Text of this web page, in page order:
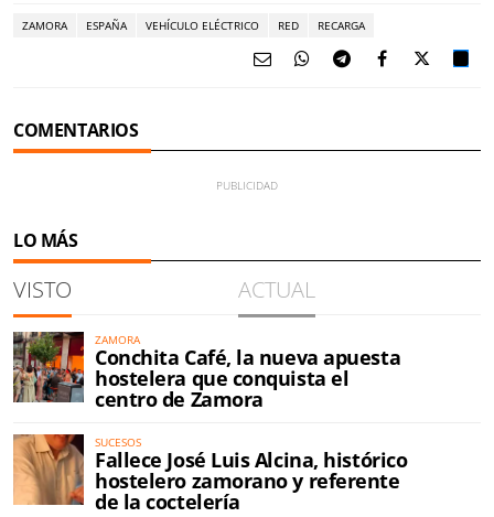
ZAMORA ESPAÑA VEHÍCULO ELÉCTRICO RED RECARGA
COMENTARIOS
LO MÁS
VISTO ACTUAL
ZAMORA
Conchita Café, la nueva apuesta
hostelera que conquista el
centro de Zamora
SUCESOS
Fallece José Luis Alcina, histórico
hostelero zamorano y referente
de la coctelería